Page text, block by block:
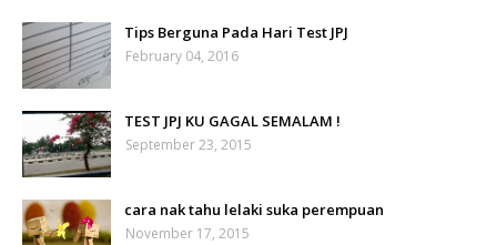
Tips Berguna Pada Hari Test JPJ
February 04, 2016
TEST JPJ KU GAGAL SEMALAM !
September 23, 2015
cara nak tahu lelaki suka perempuan
November 17, 2015